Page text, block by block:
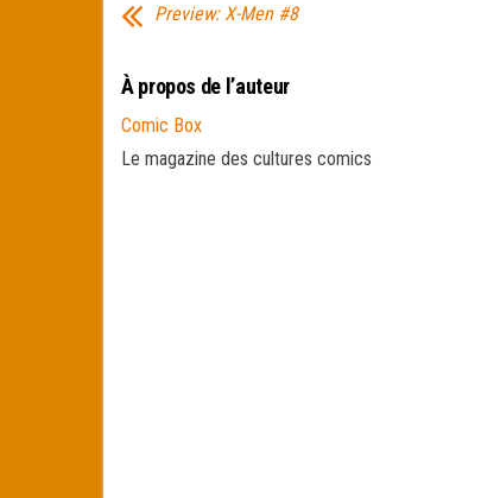
Preview: X-Men #8
À propos de l’auteur
Comic Box
Le magazine des cultures comics